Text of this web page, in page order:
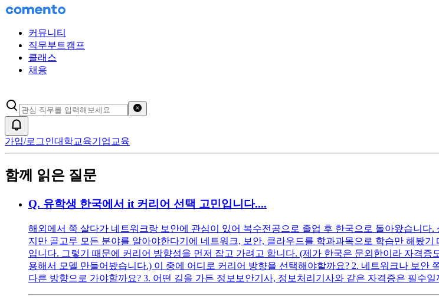
커뮤니티
직무부트캠프
클래스
채용
가입/로그인대학교육기업교육
함께 읽은 질문
Q. 유학생 한국에서 it 커리어 선택 고민입니다....
해외에서 쭉 살다가 네트워크랑 보안에 관심이 있어 복수전공으로 졸업 후 한국으로 돌아왔습니
지만 골고루 모든 분야를 알아야한다기에 네트워크, 보안, 클라우드를 학과과목으로 학습만 해봤
입니다. 그렇기 때문에 커리어 방향성을 먼저 잡고 가려고 합니다. (제가 한국은 문외한이라 자격
용해서 모델 만들어봤습니다.) 이 중에 어디로 커리어 방향을 선택해야할까요? 2. 네트워크나 보
다른 방향으로 가야할까요? 3. 어떤 길을 가든 정보보안기사, 정보처리기사와 같은 자격증은 필수